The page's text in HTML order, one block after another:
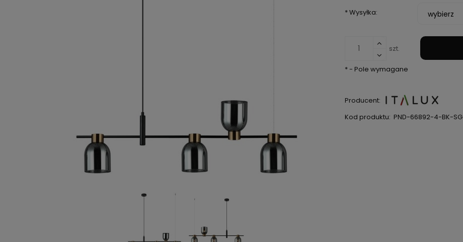
*Wysyłka:
szt.
*- Pole wymagane
Producent:
Kod produktu: PND-66892-4-BK-SG